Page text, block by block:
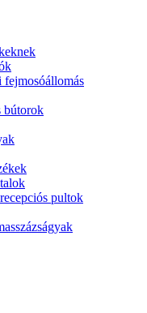
fejmosóállomás
bútorok
pultok